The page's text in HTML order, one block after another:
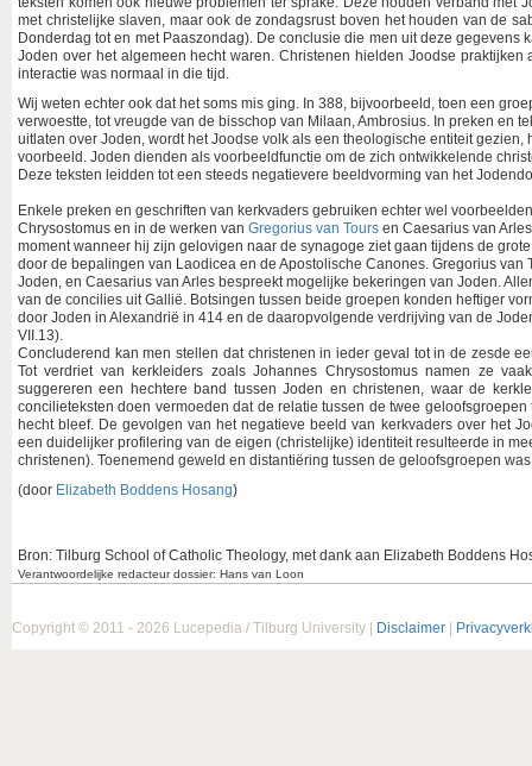
Verantwoordelijke redacteur dossier: Hans van Loon
met christelijke slaven, maar ook de zondagsrust boven het houden van de
Donderdag tot en met Paaszondag). De conclusie die men uit deze
Joden over het algemeen hecht waren. Christenen hielden Joodse
interactie was normaal in die tijd.
Wij weten echter ook dat het soms mis ging. In 388, bijvoorbeeld, toen een
verwoestte, tot vreugde van de bisschop van Milaan, Ambrosius. In preken en
uitlaten over Joden, wordt het Joodse volk als een theologische entiteit
voorbeeld. Joden dienden als voorbeeldfunctie om de zich ontwikkelende
Deze teksten leidden tot een steeds negatievere beeldvorming van het
Enkele preken en geschriften van kerkvaders gebruiken echter wel
Chrysostomus en in de werken van Gregorius van Tours en Caesarius van
moment wanneer hij zijn gelovigen naar de synagoge ziet gaan tijdens de
door de bepalingen van Laodicea en de Apostolische Canones. Gregorius van
Joden, en Caesarius van Arles bespreekt mogelijke bekeringen van Joden.
van de concilies uit Gallië. Botsingen tussen beide groepen konden heftiger
door Joden in Alexandrië in 414 en de daaropvolgende verdrijving van de
VII.13).
Concluderend kan men stellen dat christenen in ieder geval tot in de zesde
Tot verdriet van kerkleiders zoals Johannes Chrysostomus namen ze
suggereren een hechtere band tussen Joden en christenen, waar de
concilieteksten doen vermoeden dat de relatie tussen de twee
hecht bleef. De gevolgen van het negatieve beeld van kerkvaders over het
een duidelijker profilering van de eigen (christelijke) identiteit resulteerde in
christenen). Toenemend geweld en distantiëring tussen de geloofsgroepen
(door Elizabeth Boddens Hosang)
Bron: Tilburg School of Catholic Theology, met dank aan Elizabeth Boddens
Copyright © 2011 - 2026 Lucepedia / Tilburg University | Disclaimer